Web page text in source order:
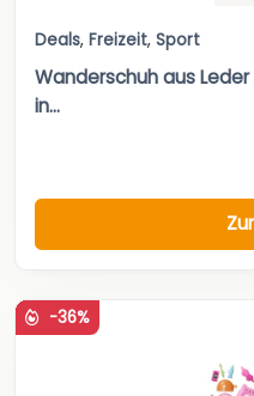
Deals, Freizeit, Sport
Wanderschuh aus
in...
-36%